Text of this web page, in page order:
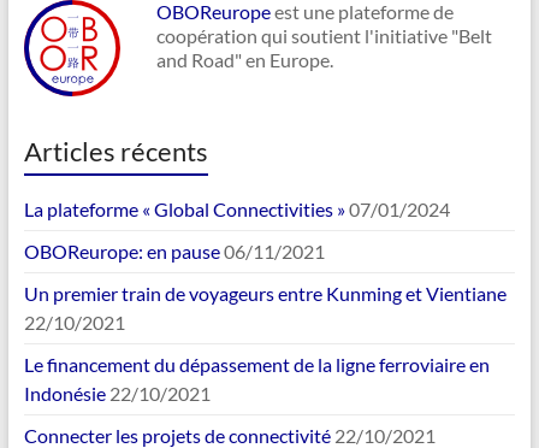
OBOReuropeest une plateforme de
coopération qui soutient l'initiative "Belt
and Road" en Europe.
Articles récents
La plateforme « Global Connectivities »07/01/2024
OBOReurope: en pause06/11/2021
Un premier train de voyageurs entre Kunming et Vientiane
22/10/2021
Le financement du dépassement de la ligne ferroviaire en
Indonésie 22/10/2021
Connecter les projets de connectivité 22/10/2021